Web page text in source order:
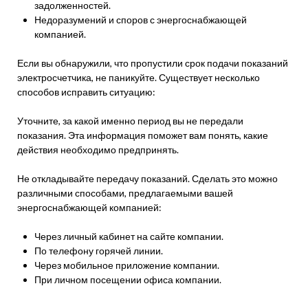
задолженностей.
Недоразумений и споров с энергоснабжающей
компанией.
Если вы обнаружили, что пропустили срок подачи показаний
электросчетчика, не паникуйте. Существует несколько
способов исправить ситуацию:
Уточните, за какой именно период вы не передали
показания. Эта информация поможет вам понять, какие
действия необходимо предпринять.
Не откладывайте передачу показаний. Сделать это можно
различными способами, предлагаемыми вашей
энергоснабжающей компанией:
Через личный кабинет на сайте компании.
По телефону горячей линии.
Через мобильное приложение компании.
При личном посещении офиса компании.